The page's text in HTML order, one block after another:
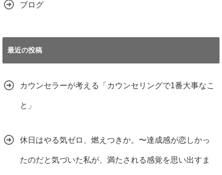
ブログ
最近の投稿
カウンセラーが考える「カウンセリングで1番大事なこ
と」
休日はやる気ゼロ、燃えつきか。〜達成感が恋しかっ
たのだと気づいた私が、満たされる感覚を思い出すま